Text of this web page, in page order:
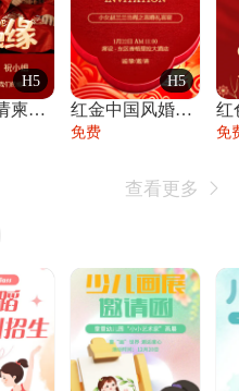
H5
轻奢婚礼请柬婚礼邀请函结婚照请帖
H5
红金中国风婚礼请柬出阁喜宴嫁女请帖出阁宴
免费 免
查看更多 